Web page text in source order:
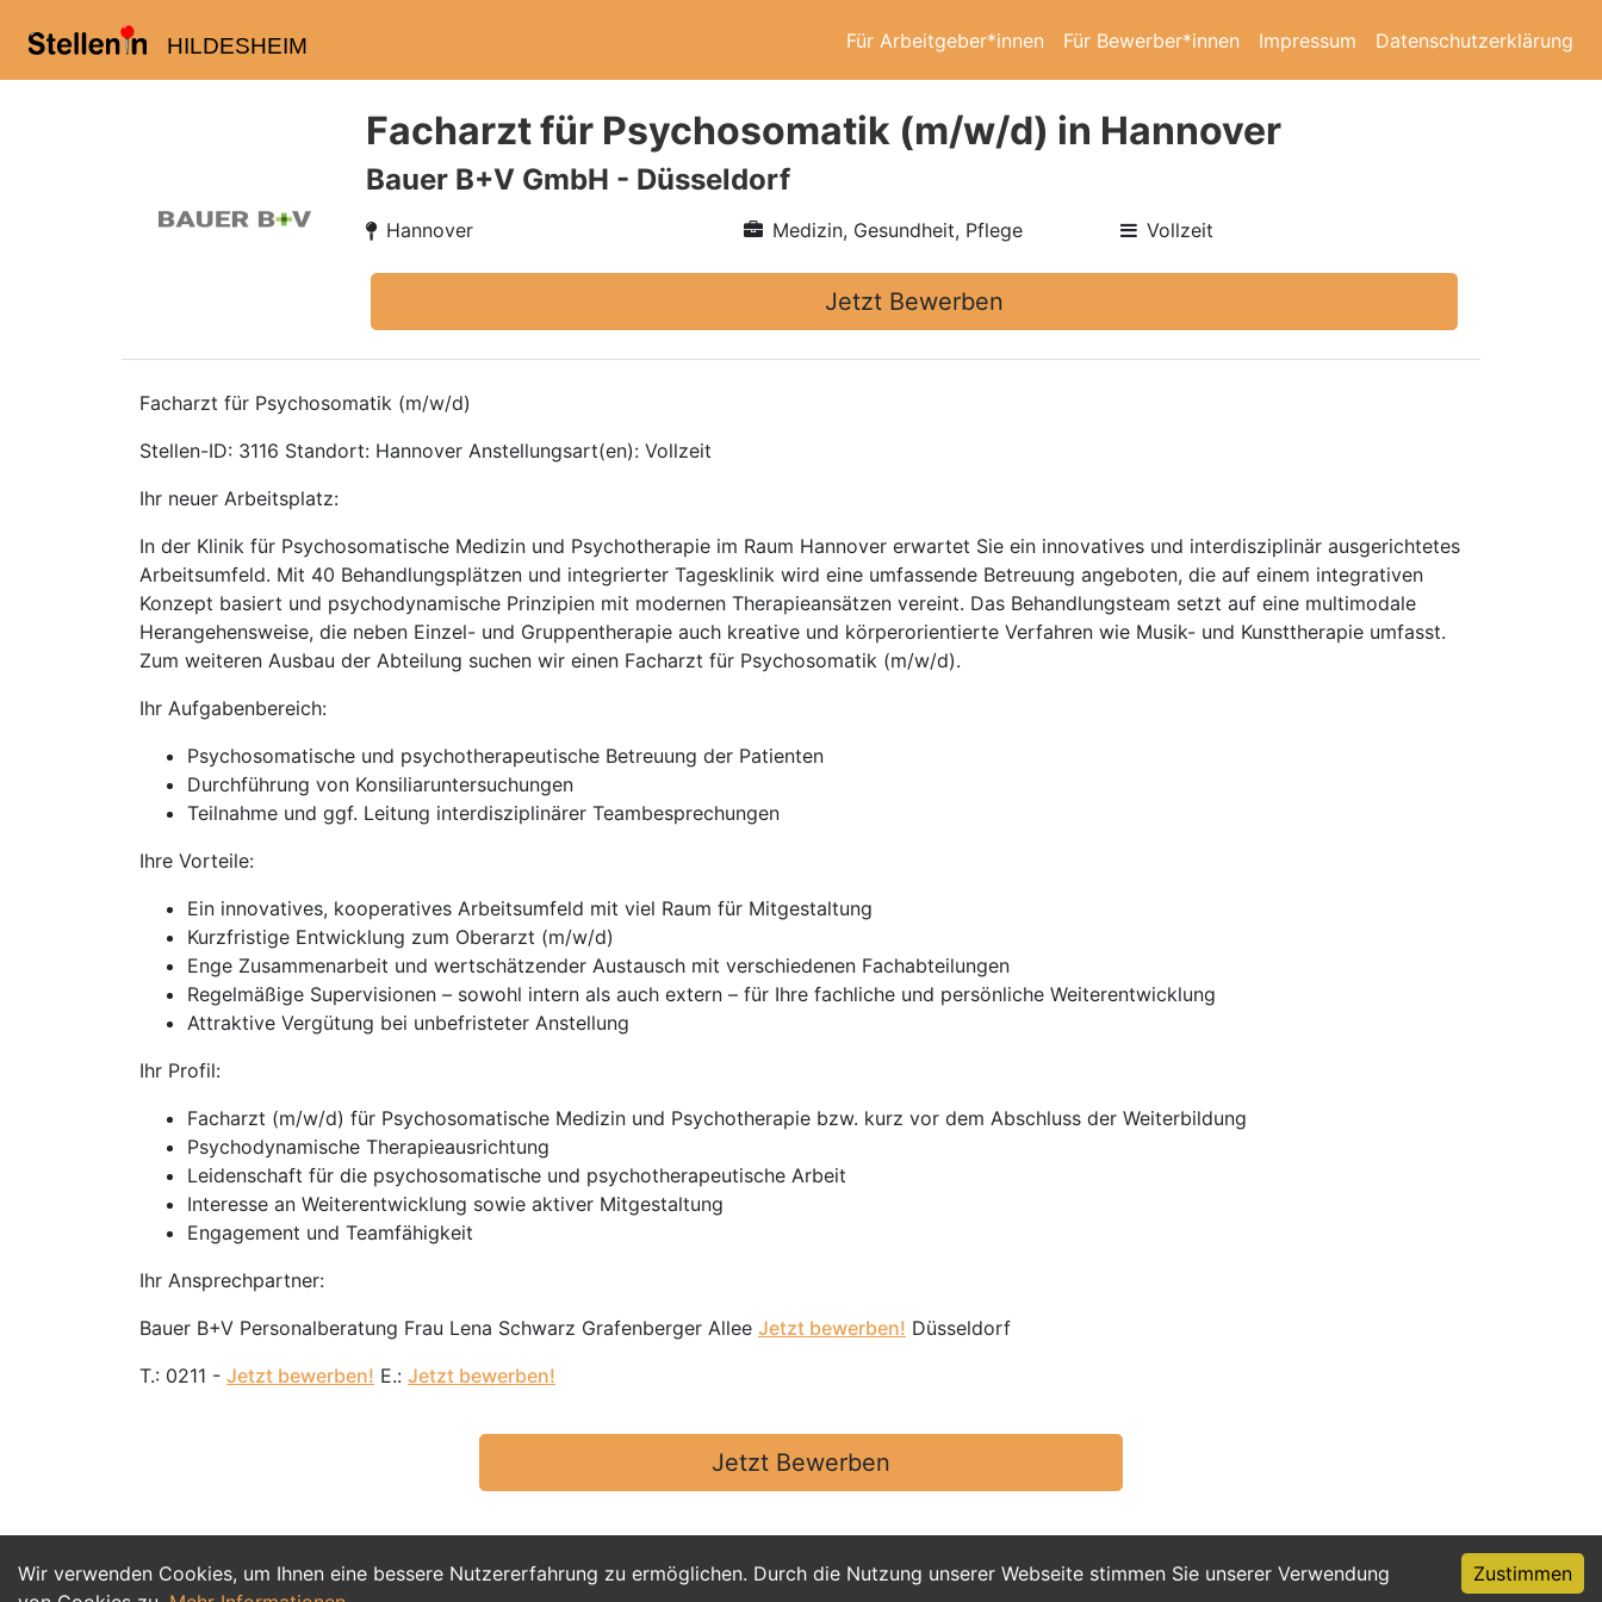
HILDESHEIM Für Arbeitgeber*innen Für Bewerber*innen Impressum Datenschutzerklärung
Wir verwenden Cookies, um Ihnen eine bessere Nutzererfahrung zu ermöglichen. Durch die Nutzung unserer Webseite stimmen Sie unserer Verwendung
Zustimmen
Facharzt für Psychosomatik (m/w/d) in Hannover
Bauer B+V GmbH - Düsseldorf
Hannover Medizin, Gesundheit, Pflege Vollzeit
Jetzt Bewerben
Facharzt für Psychosomatik (m/w/d)
Stellen-ID: 3116 Standort: Hannover Anstellungsart(en): Vollzeit
Ihr neuer Arbeitsplatz:
In der Klinik für Psychosomatische Medizin und Psychotherapie im Raum Hannover erwartet Sie ein innovatives und interdisziplinär ausgerichtetes
Arbeitsumfeld. Mit 40 Behandlungsplätzen und integrierter Tagesklinik wird eine umfassende Betreuung angeboten, die auf einem integrativen
Konzept basiert und psychodynamische Prinzipien mit modernen Therapieansätzen vereint. Das Behandlungsteam setzt auf eine multimodale
Herangehensweise, die neben Einzel- und Gruppentherapie auch kreative und körperorientierte Verfahren wie Musik- und Kunsttherapie umfasst.
Zum weiteren Ausbau der Abteilung suchen wir einen Facharzt für Psychosomatik (m/w/d).
Ihr Aufgabenbereich:
Psychosomatische und psychotherapeutische Betreuung der Patienten
Durchführung von Konsiliaruntersuchungen
Teilnahme und ggf. Leitung interdisziplinärer Teambesprechungen
Ihre Vorteile:
Ein innovatives, kooperatives Arbeitsumfeld mit viel Raum für Mitgestaltung
Kurzfristige Entwicklung zum Oberarzt (m/w/d)
Enge Zusammenarbeit und wertschätzender Austausch mit verschiedenen Fachabteilungen
Regelmäßige Supervisionen – sowohl intern als auch extern – für Ihre fachliche und persönliche Weiterentwicklung
Attraktive Vergütung bei unbefristeter Anstellung
Ihr Profil:
Facharzt (m/w/d) für Psychosomatische Medizin und Psychotherapie bzw. kurz vor dem Abschluss der Weiterbildung
Psychodynamische Therapieausrichtung
Leidenschaft für die psychosomatische und psychotherapeutische Arbeit
Interesse an Weiterentwicklung sowie aktiver Mitgestaltung
Engagement und Teamfähigkeit
Ihr Ansprechpartner:
Bauer B+V Personalberatung Frau Lena Schwarz Grafenberger Allee Jetzt bewerben! Düsseldorf
T.: 0211 - Jetzt bewerben! E.: Jetzt bewerben!
Jetzt Bewerben